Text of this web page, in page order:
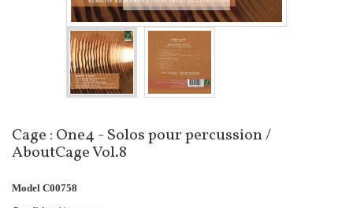
Cage : One4 - Solos pour percussion /
AboutCage Vol.8
Model C00758